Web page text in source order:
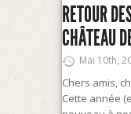
RETOUR
CHÂTEAU
Mai 10th,
Chers amis,
Cette année